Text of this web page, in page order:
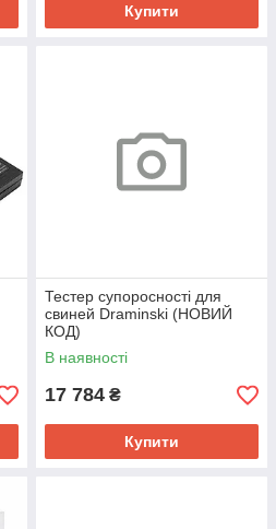
Купити
Тестер супоросності для
свиней Draminski (НОВИЙ
КОД)
В наявності
17 784 ₴
Купити